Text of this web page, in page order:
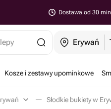
Dostawa od 30
Erywań
Kosze i zestawy upominkowe
Słodkie bukiety w